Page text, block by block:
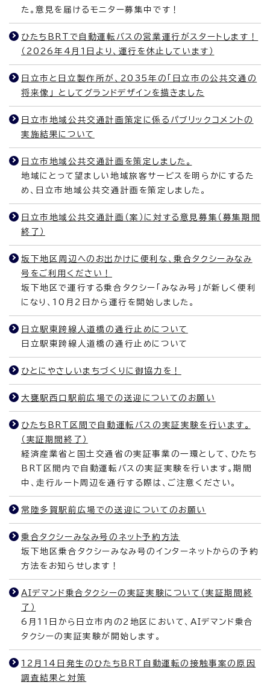
た。意見を届けるモニター募集中です！
ひたちBRTで自動運転バスの営業運行がスタートします！
（2026年4月1日より、運行を休止しています）
日立市と日立製作所が、2035年の「日立市の公共交通の
将来像」 としてグランドデザインを描きました
日立市地域公共交通計画策定に係るパブリックコメントの
実施結果について
日立市地域公共交通計画を策定しました。
地域にとって望ましい地域旅客サービスを明らかにするた
め、日立市地域公共交通計画を策定しました。
日立市地域公共交通計画（案）に対する意見募集（募集期間
終了）
坂下地区周辺へのお出かけに便利な、乗合タクシーみなみ
号をご利用ください！
坂下地区で運行する乗合タクシー「みなみ号」が新しく便利
になり、10月2日から運行を開始しました。
日立駅東跨線人道橋の通行止めについて
日立駅東跨線人道橋の通行止めについて
ひとにやさしいまちづくりに御協力を！
大甕駅西口駅前広場での送迎についてのお願い
ひたちBRT区間で自動運転バスの実証実験を行います。
（実証期間終了）
経済産業省と国土交通省の実証事業の一環として、ひたち
BRT区間内で自動運転バスの実証実験を行います。期間
中、走行ルート周辺を通行する際は、ご注意ください。
常陸多賀駅前広場での送迎についてのお願い
乗合タクシーみなみ号のネット予約方法
坂下地区乗合タクシーみなみ号のインターネットからの予約
方法をお知らせします！
AIデマンド乗合タクシーの実証実験について（実証期間終
了）
6月11日から日立市内の2地区において、AIデマンド乗合
タクシーの実証実験が開始します。
12月14日発生のひたちBRT自動運転の接触事案の原因
調査結果と対策